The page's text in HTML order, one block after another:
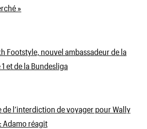
»
Footstyle, nouvel ambassadeur de la
et de la Bundesliga
de l’interdiction de voyager pour Wally
Adamo réagit